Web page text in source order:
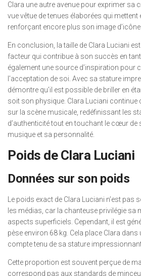
Clara une autre avenue pour exprimer sa
vue vêtue de tenues élaborées qui mettent
renforçant encore plus son image
En conclusion, la taille de Clara Luciani
facteur qui contribue à son succès en
également une source d’inspiration pour
l’acceptation de soi. Avec sa stature
démontre qu’il est possible de briller en
soit son physique. Clara Luciani continue
sur la scène musicale, redéfinissant les
d’authenticité tout en touchant le cœur de
musique et sa personnalité.
Poids de Clara Luciani
Données sur son poids
Le poids exact de Clara Luciani n’est pas
les médias, car la chanteuse privilégie sa
aspects superficiels. Cependant, il est
pèse environ 68 kg. Cela place Clara
compte tenu de sa stature
Cette proportion est souvent perçue de
correspond pas aux standards de